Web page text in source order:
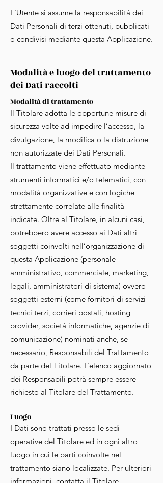
L'Utente si assume la responsabilità dei
Dati Personali di terzi ottenuti, pubblicati
o condivisi mediante questa Applicazione.
Modalità e luogo del trattamento
dei Dati raccolti
Modalità di trattamento
Il Titolare adotta le opportune misure di
sicurezza volte ad impedire l’accesso, la
divulgazione, la modifica o la distruzione
non autorizzate dei Dati Personali.
Il trattamento viene effettuato mediante
strumenti informatici e/o telematici, con
modalità organizzative e con logiche
strettamente correlate alle finalità
indicate. Oltre al Titolare, in alcuni casi,
potrebbero avere accesso ai Dati altri
soggetti coinvolti nell’organizzazione di
questa Applicazione (personale
amministrativo, commerciale, marketing,
legali, amministratori di sistema) ovvero
soggetti esterni (come fornitori di servizi
tecnici terzi, corrieri postali, hosting
provider, società informatiche, agenzie di
comunicazione) nominati anche, se
necessario, Responsabili del Trattamento
da parte del Titolare. L’elenco aggiornato
dei Responsabili potrà sempre essere
richiesto al Titolare del Trattamento.
Luogo
I Dati sono trattati presso le sedi
operative del Titolare ed in ogni altro
luogo in cui le parti coinvolte nel
trattamento siano localizzate. Per ulteriori